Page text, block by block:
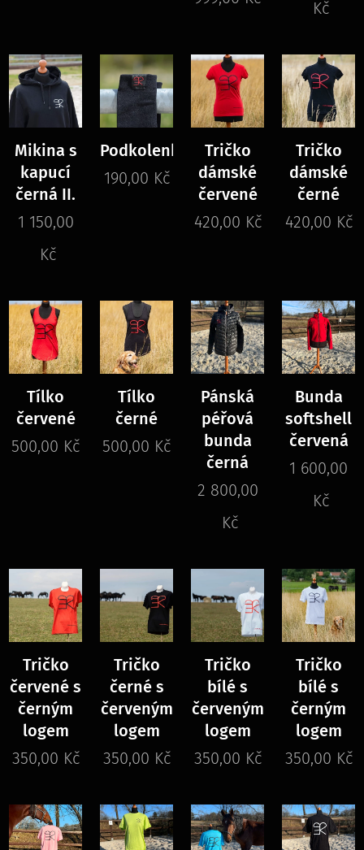
Kč
Mikina s
kapucí
černá II.
1 150,00
Kč
Podkolenky
190,00 Kč
Tričko
dámské
červené
420,00 Kč
Tričko
dámské
černé
420,00 Kč
Tílko
červené
500,00 Kč
Tílko
černé
500,00 Kč
Pánská
péřová
bunda
černá
2 800,00
Kč
Bunda
softshell
červená
1 600,00
Kč
Tričko
červené s
černým
logem
350,00 Kč
Tričko
černé s
červeným
logem
350,00 Kč
Tričko
bílé s
červeným
logem
350,00 Kč
Tričko
bílé s
černým
logem
350,00 Kč